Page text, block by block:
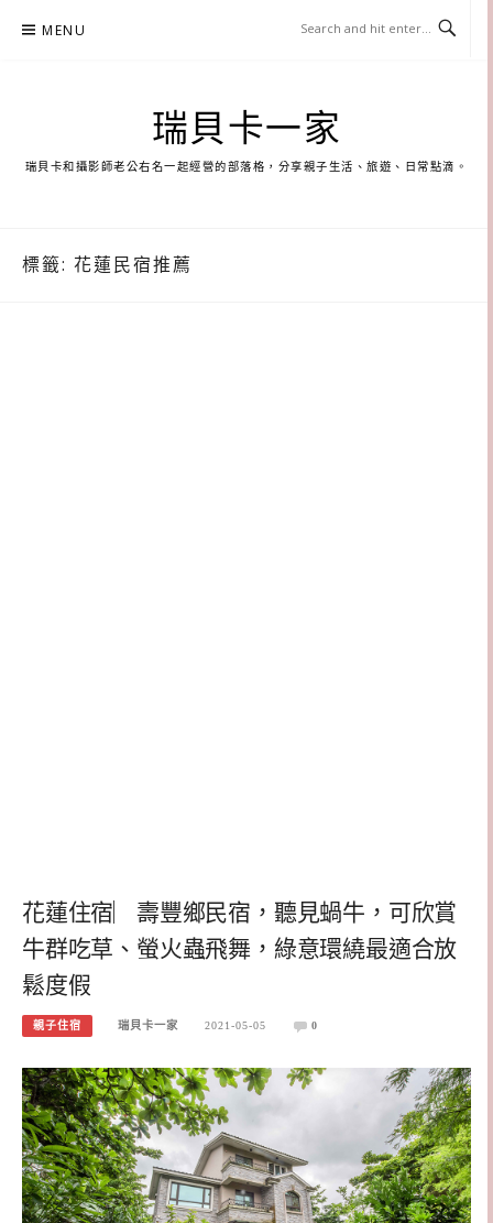
MENU
瑞貝卡一家
瑞貝卡和攝影師老公右名一起經營的部落格，分享親子生活、旅遊、日常點滴。
標籤: 花蓮民宿推薦
花蓮住宿︳壽豐鄉民宿，聽見蝸牛，可欣賞
牛群吃草、螢火蟲飛舞，綠意環繞最適合放
鬆度假
親子住宿 瑞貝卡一家 2021-05-05 0